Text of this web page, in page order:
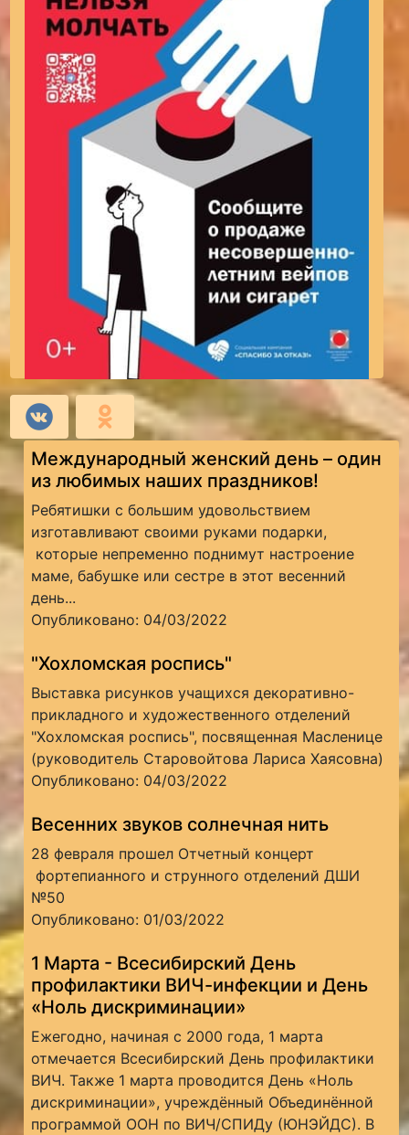
Международный женский день – один
из любимых наших праздников!
Ребятишки с большим удовольствием
изготавливают своими руками подарки,
которые непременно поднимут настроение
маме, бабушке или сестре в этот весенний
день...
Опубликовано: 04/03/2022
"Хохломская роспись"
Выставка рисунков учащихся декоративно-
прикладного и художественного отделений
"Хохломская роспись", посвященная Масленице
(руководитель Старовойтова Лариса Хаясовна)
Опубликовано: 04/03/2022
Весенних звуков солнечная нить
28 февраля прошел Отчетный концерт
фортепианного и струнного отделений ДШИ
№50
Опубликовано: 01/03/2022
1 Марта - Всесибирский День
профилактики ВИЧ-инфекции и День
«Ноль дискриминации»
Ежегодно, начиная с 2000 года, 1 марта
отмечается Всесибирский День профилактики
ВИЧ. Также 1 марта проводится День «Ноль
дискриминации», учреждённый Объединённой
программой ООН по ВИЧ/СПИДу (ЮНЭЙДС). В